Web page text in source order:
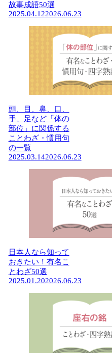
故事成語50選
2025.04.122026.06.23
頭、目、鼻、口、
手、足など「体の
部位」に関係する
ことわざ・慣用句
の一覧
2025.03.142026.06.23
日本人なら知って
おきたい！有名こ
とわざ50選
2025.01.202026.06.23